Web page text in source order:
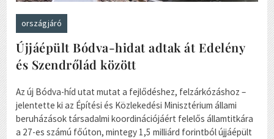
országjáró
Újjáépült Bódva-hidat adtak át Edelény
és Szendrőlád között
Az új Bódva-híd utat mutat a fejlődéshez, felzárkózáshoz –
jelentette ki az Építési és Közlekedési Minisztérium állami
beruházások társadalmi koordinációjáért felelős államtitkára
a 27-es számú főúton, mintegy 1,5 milliárd forintból újjáépült